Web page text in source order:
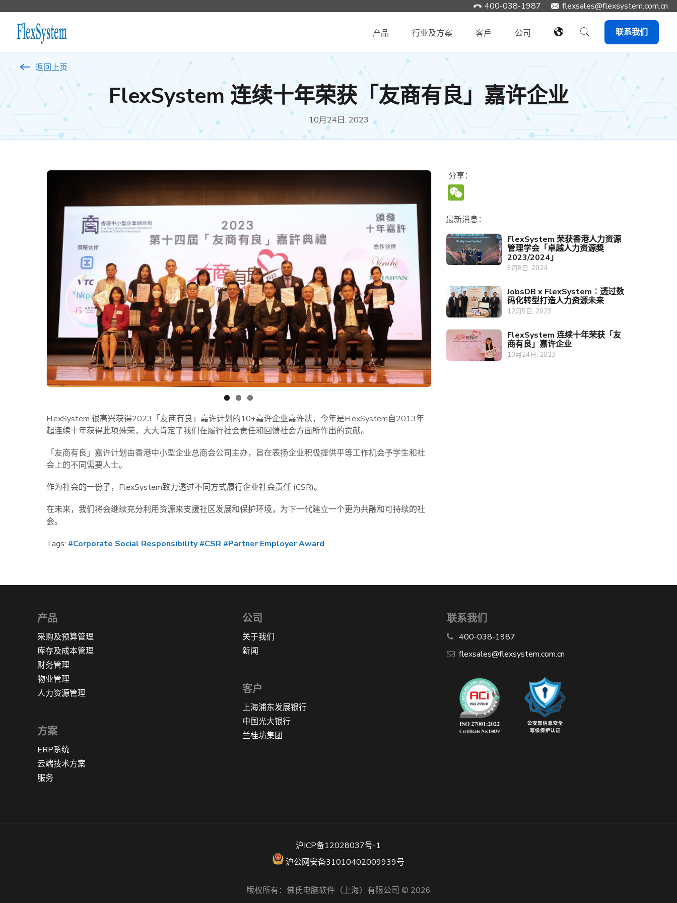
400-038-1987 ​flexsales@flexsystem.com.cn
产品 行业及方案 客戶 公司 联系我们
返回上页
FlexSystem 连续十年荣获「友商有良」嘉许企业
10月24日, 2023
FlexSystem 很高兴获得2023「友商有良」嘉许计划的10+嘉许企业嘉许狀，今年是FlexSystem自2013年
起连续十年获得此项殊荣，大大肯定了我们在履行社会责任和回馈社会方面所作出的贡献。
「友商有良」嘉许计划由香港中小型企业总商会公司主办，旨在表扬企业积极提供平等工作机会予学生和社
会上的不同需要人士。
作为社会的一份子，FlexSystem致力透过不同方式履行企业社会责任 (CSR)。
在未来，我们将会继续充分利用资源来支援社区发展和保护环境，为下一代建立一个更为共融和可持续的社
会。
Tags: #Corporate Social Responsibility #CSR #Partner Employer Award
分享：
最新消息：
FlexSystem 荣获香港人力资源
管理学会「卓越人力资源奬
2023/2024」
3月8日, 2024
JobsDB x FlexSystem︰透过数
码化转型打造人力资源未来
12月5日, 2023
FlexSystem 连续十年荣获「友
商有良」嘉许企业
10月24日, 2023
产品
采购及预算管理
库存及成本管理
财务管理
物业管理
人力资源管理
方案
ERP系统
云端技术方案
服务
公司
关于我们
新闻
客户
上海浦东发展银行
中国光大银行
兰桂坊集团
联系我们
400-038-1987
​flexsales@flexsystem.com.cn
沪ICP备12028037号-1
沪公网安备31010402009939号
版权所有：佛氏电脑软件（上海）有限公司 © 2026